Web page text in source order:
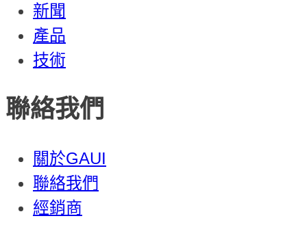
新聞
產品
技術
聯絡我們
關於GAUI
聯絡我們
經銷商